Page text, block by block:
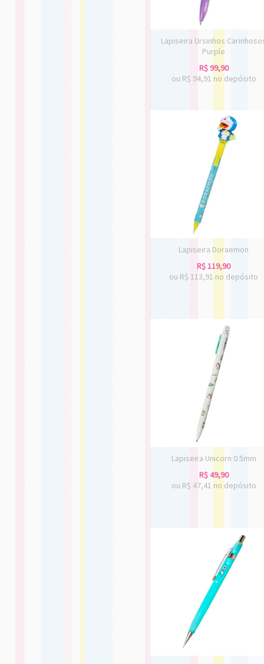
Lapiseira Ursinhos
Purple
R$ 99,90
ou R$ 94,91 no depósito
Lapiseira Doraemon
R$119,90
ou R$ 113,91 no depósito
Lapiseira Unicorn 0.5mm
R$49,90
ou R$ 47,41 no depósito